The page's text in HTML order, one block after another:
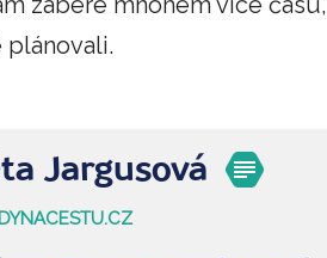
Jargusová